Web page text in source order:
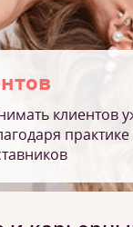
клиентов